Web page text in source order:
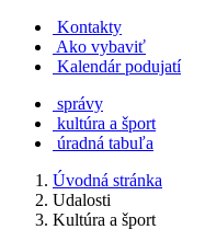
Kontakty
Ako vybaviť
Kalendár podujatí
správy
kultúra a šport
úradná tabuľa
Úvodná stránka
Udalosti
Kultúra a šport